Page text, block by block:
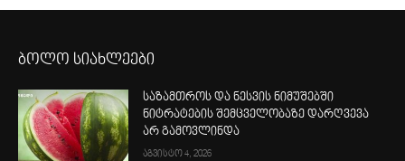
ბოლო სიახლეები
საზამთროს და ნესვის ნიმუშებში
ნიტრატების შემცველობაზე დარღვევა
არ გამოვლინდა
აგვისტო 4, 2026